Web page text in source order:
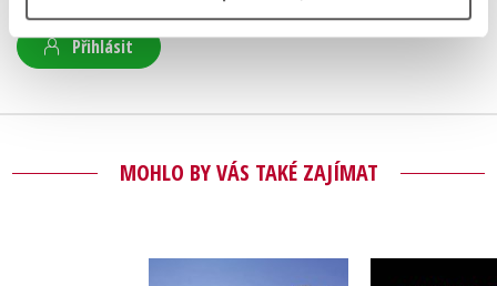
Přihlásit
MOHLO BY VÁS TAKÉ ZAJÍMAT